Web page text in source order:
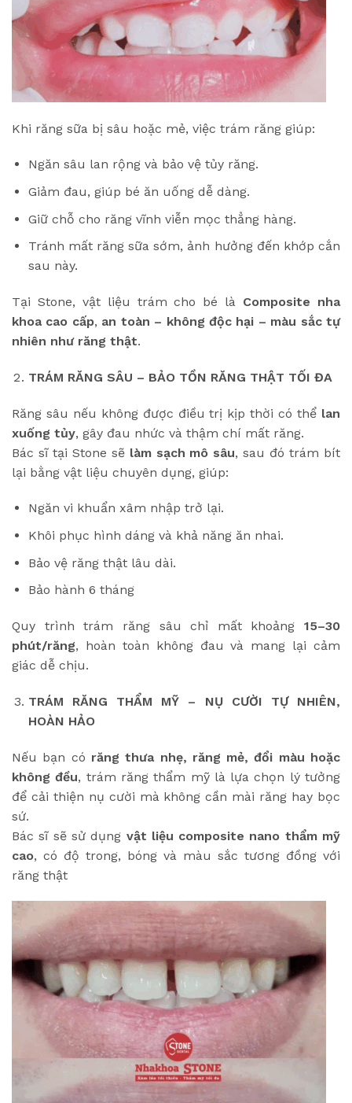
Khi răng sữa bị sâu hoặc mẻ, việc trám răng giúp:
Ngăn sâu lan rộng và bảo vệ tủy răng.
Giảm đau, giúp bé ăn uống dễ dàng.
Giữ chỗ cho răng vĩnh viễn mọc thẳng hàng.
Tránh mất răng sữa sớm, ảnh hưởng đến khớp cắn
sau này.
Tại Stone, vật liệu trám cho bé là Composite nha
khoa cao cấp, an toàn – không độc hại – màu sắc tự
nhiên như răng thật.
TRÁM RĂNG SÂU – BẢO TỒN RĂNG THẬT TỐI ĐA
Răng sâu nếu không được điều trị kịp thời có thể lan
xuống tủy, gây đau nhức và thậm chí mất răng.
Bác sĩ tại Stone sẽ làm sạch mô sâu, sau đó trám bít
lại bằng vật liệu chuyên dụng, giúp:
Ngăn vi khuẩn xâm nhập trở lại.
Khôi phục hình dáng và khả năng ăn nhai.
Bảo vệ răng thật lâu dài.
Bảo hành 6 tháng
Quy trình trám răng sâu chỉ mất khoảng 15–30
phút/răng, hoàn toàn không đau và mang lại cảm
giác dễ chịu.
TRÁM RĂNG THẨM MỸ – NỤ CƯỜI TỰ NHIÊN,
HOÀN HẢO
Nếu bạn có răng thưa nhẹ, răng mẻ, đổi màu hoặc
không đều, trám răng thẩm mỹ là lựa chọn lý tưởng
để cải thiện nụ cười mà không cần mài răng hay bọc
sứ.
Bác sĩ sẽ sử dụng vật liệu composite nano thẩm mỹ
cao, có độ trong, bóng và màu sắc tương đồng với
răng thật